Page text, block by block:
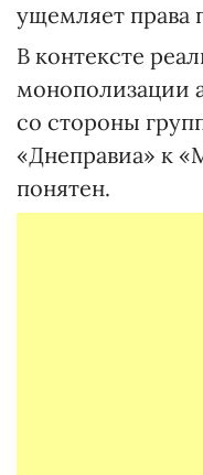
ущемляет права
В контексте
монополизации
со стороны
«Днеправиа» к
понятен.